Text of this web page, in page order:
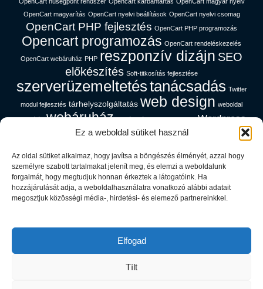
Ez a weboldal sütiket használ
Az oldal sütiket alkalmaz, hogy javítsa a böngészés élményét, azzal hogy
személyre szabott tartalmakat jelenít meg, és elemzi a weboldalunk
forgalmát, hogy megtudjuk honnan érkeztek a látogatóink. Ha
hozzájárulását adja, a weboldalhasználatra vonatkozó alábbi adatait
megosztjuk közösségi média-, hirdetési- és elemező partnereinkkel.
Elfogad
Tílt
OpenCart hűségpont rendszer Opencart karbantartás OpenCart magyar nyelv
OpenCart magyarítás OpenCart nyelvi beállítások OpenCart nyelvi csomag
OpenCart PHP fejlesztés OpenCart PHP programozás
Opencart programozás OpenCart rendeléskezelés
OpenCart webáruház PHP reszponzív dizájn SEO
előkészítés Soft-titkosítás fejlesztése
szerverüzemeltetéstanácsadás Twitter
modul fejlesztés tárhelyszolgáltatás web design weboldal
webáruház
Wordpress
platform
Cég információk
Adatfeldolgozói Tájékoztató
Webmail